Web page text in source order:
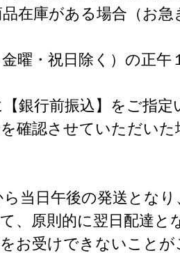
在庫がある場合（お急
曜・祝日除く）の正午
銀行前振込】をご指定
確認させていただいた
当日午後の発送となり
、原則的に翌日配達と
お受けできないこと